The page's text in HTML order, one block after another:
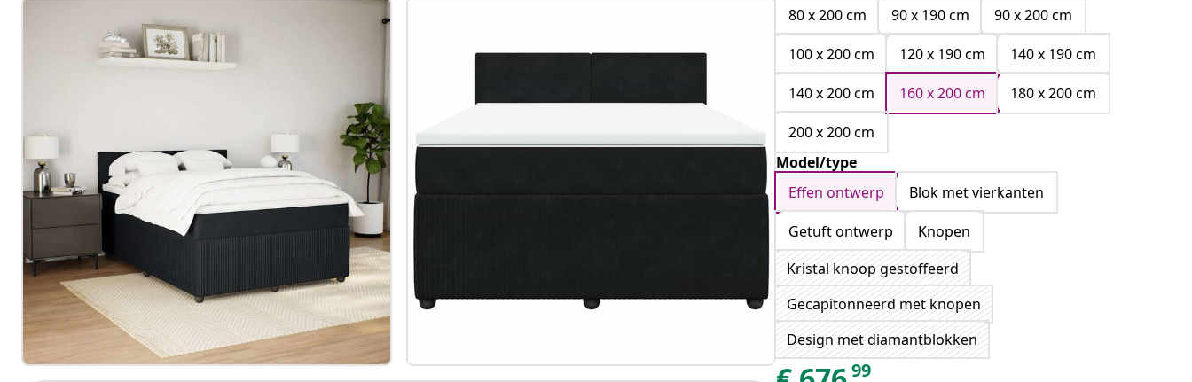
80 x 200 cm
90 x 190 cm
90 x 200 cm
100 x 200 cm
120 x 190 cm
140 x 190 cm
140 x 200 cm
160 x 200 cm
180 x 200 cm
200 x 200 cm
Model/type
Effen ontwerp
Blok met vierkanten
Getuft ontwerp
Knopen
Kristal knoop gestoffeerd
Gecapitonneerd met knopen
Design met diamantblokken
99